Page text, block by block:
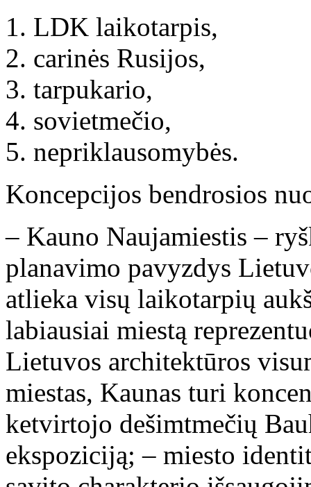
LDK laikotarpis,
carinės Rusijos,
tarpukario,
sovietmečio,
nepriklausomybės.
Koncepcijos bendrosios
– Kauno Naujamiestis –
planavimo pavyzdys
atlieka visų laikotarpių
labiausiai miestą
Lietuvos architektūros
miestas, Kaunas turi
ketvirtojo dešimtmečių
ekspoziciją; – miesto